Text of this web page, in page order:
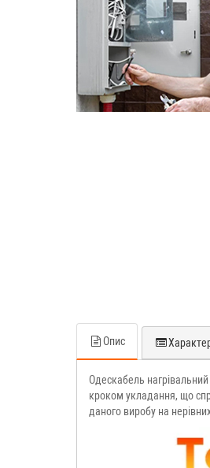
Опис
Одеcкабель
кроком укладання, що
даного виробу на